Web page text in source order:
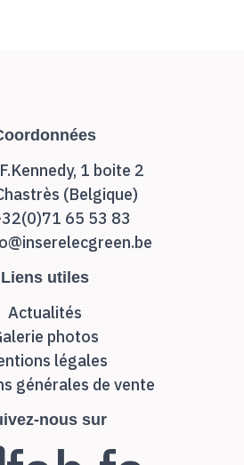
1 boite 2
(Belgique)
65 53 83
Liens utiles
Actualités
photos
légales
générales de vente
nous sur